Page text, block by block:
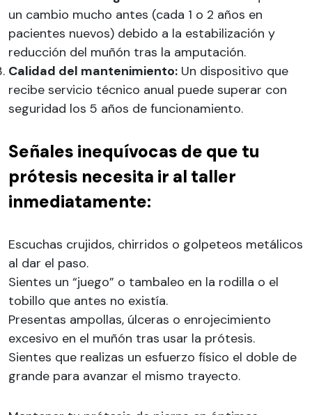
un cambio mucho antes (cada 1 o 2 años en
pacientes nuevos) debido a la estabilización y
reducción del muñón tras la amputación.
Calidad del mantenimiento: Un dispositivo que
recibe servicio técnico anual puede superar con
seguridad los 5 años de funcionamiento.
Señales inequívocas de que tu
prótesis necesita ir al taller
inmediatamente:
Escuchas crujidos, chirridos o golpeteos metálicos
al dar el paso.
Sientes un “juego” o tambaleo en la rodilla o el
tobillo que antes no existía.
Presentas ampollas, úlceras o enrojecimiento
excesivo en el muñón tras usar la prótesis.
Sientes que realizas un esfuerzo físico el doble de
grande para avanzar el mismo trayecto.